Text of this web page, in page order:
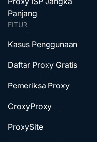
Panjang
FITUR
Kasus Penggunaan
Daftar Proxy Gratis
Pemeriksa Proxy
CroxyProxy
ProxySite